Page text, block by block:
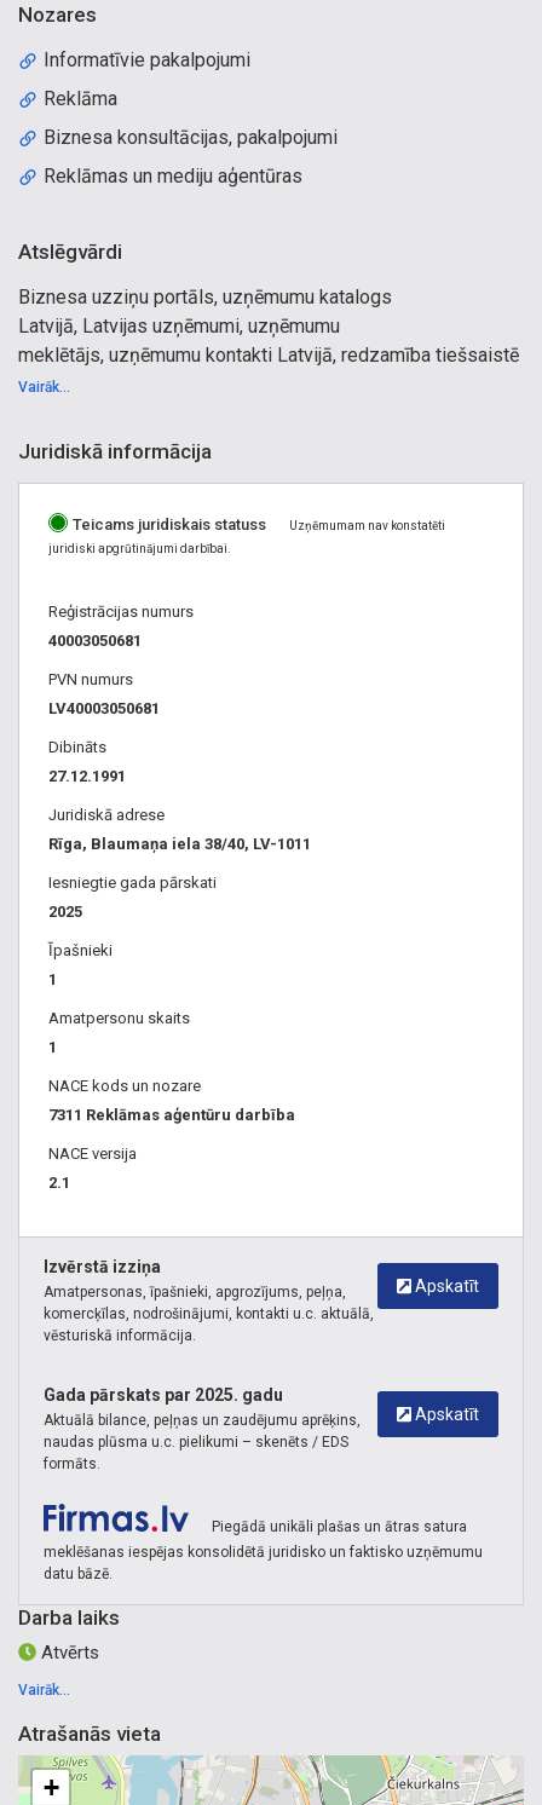
Nozares
Informatīvie pakalpojumi
Reklāma
Biznesa konsultācijas, pakalpojumi
Reklāmas un mediju aģentūras
Atslēgvārdi
Biznesa uzziņu portāls, uzņēmumu katalogs
Latvijā, Latvijas uzņēmumi, uzņēmumu
meklētājs, uzņēmumu kontakti Latvijā, redzamība tiešsaistē
Vairāk...
Juridiskā informācija
Teicams juridiskais statuss
Uzņēmumam nav konstatēti
juridiski apgrūtinājumi darbībai.
Reģistrācijas numurs
40003050681
PVN numurs
LV40003050681
Dibināts
27.12.1991
Juridiskā adrese
Rīga, Blaumaņa iela 38/40, LV-1011
Iesniegtie gada pārskati
2025
Īpašnieki
1
Amatpersonu skaits
1
NACE kods un nozare
7311 Reklāmas aģentūru darbība
NACE versija
2.1
Apskatīt
Izvērstā izziņa
Amatpersonas, īpašnieki, apgrozījums, peļņa,
komercķīlas, nodrošinājumi, kontakti u.c. aktuālā,
vēsturiskā informācija.
Apskatīt
Gada pārskats par 2025. gadu
Aktuālā bilance, peļņas un zaudējumu aprēķins,
naudas plūsma u.c. pielikumi – skenēts / EDS
formāts.
Piegādā unikāli plašas un ātras satura
meklēšanas iespējas konsolidētā juridisko un faktisko uzņēmumu
datu bāzē.
Darba laiks
Atvērts
Vairāk...
Atrašanās vieta
+